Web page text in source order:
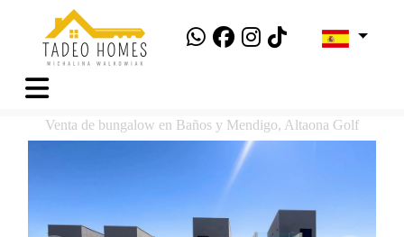
Venta de bungalow en Baños y Mendigo, Altaona Golf